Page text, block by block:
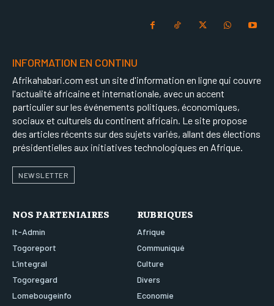
INFORMATION EN CONTINU
Afrikahabari.com est un site d'information en ligne qui couvre
l'actualité africaine et internationale, avec un accent
particulier sur les événements politiques, économiques,
sociaux et culturels du continent africain. Le site propose
des articles récents sur des sujets variés, allant des élections
présidentielles aux initiatives technologiques en Afrique.
NEWSLETTER
NOS PARTENIAIRES
It-Admin
Togoreport
L’integral
Togoregard
Lomebougeinfo
RUBRIQUES
Afrique
Communiqué
Culture
Divers
Economie